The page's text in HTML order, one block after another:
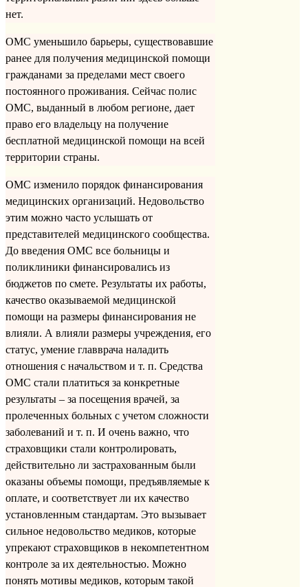
нет.
ОМС уменьшило барьеры, существовавшие
ранее для получения медицинской помощи
гражданами за пределами мест своего
постоянного проживания. Сейчас полис
ОМС, выданный в любом регионе, дает
право его владельцу на получение
бесплатной медицинской помощи на всей
территории страны.
ОМС изменило порядок финансирования
медицинских организаций. Недовольство
этим можно часто услышать от
представителей медицинского сообщества.
До введения ОМС все больницы и
поликлиники финансировались из
бюджетов по смете. Результаты их работы,
качество оказываемой медицинской
помощи на размеры финансирования не
влияли. А влияли размеры учреждения, его
статус, умение главврача наладить
отношения с начальством и т. п. Средства
ОМС стали платиться за конкретные
результаты – за посещения врачей, за
пролеченных больных с учетом сложности
заболеваний и т. п. И очень важно, что
страховщики стали контролировать,
действительно ли застрахованным были
оказаны объемы помощи, предъявляемые к
оплате, и соответствует ли их качество
установленным стандартам. Это вызывает
сильное недовольство медиков, которые
упрекают страховщиков в некомпетентном
контроле за их деятельностью. Можно
понять мотивы медиков, которым такой